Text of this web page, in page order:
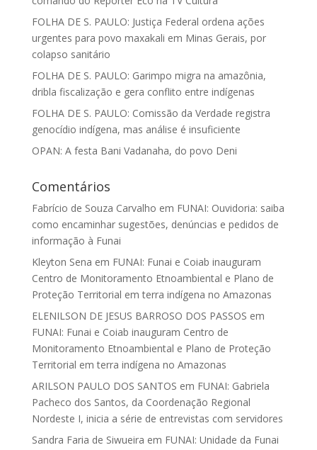
FOLHA DE S. PAULO: Justiça Federal ordena ações
urgentes para povo maxakali em Minas Gerais, por
colapso sanitário
FOLHA DE S. PAULO: Garimpo migra na amazônia,
dribla fiscalização e gera conflito entre indígenas
FOLHA DE S. PAULO: Comissão da Verdade registra
genocídio indígena, mas análise é insuficiente
OPAN: A festa Bani Vadanaha, do povo Deni
Comentários
Fabrício de Souza Carvalho em FUNAI: Ouvidoria: saiba
como encaminhar sugestões, denúncias e pedidos de
informação à Funai
Kleyton Sena em FUNAI: Funai e Coiab inauguram
Centro de Monitoramento Etnoambiental e Plano de
Proteção Territorial em terra indígena no Amazonas
ELENILSON DE JESUS BARROSO DOS PASSOS em
FUNAI: Funai e Coiab inauguram Centro de
Monitoramento Etnoambiental e Plano de Proteção
Territorial em terra indígena no Amazonas
ARILSON PAULO DOS SANTOS em FUNAI: Gabriela
Pacheco dos Santos, da Coordenação Regional
Nordeste I, inicia a série de entrevistas com servidores
Sandra Faria de Siwueira em FUNAI: Unidade da Funai